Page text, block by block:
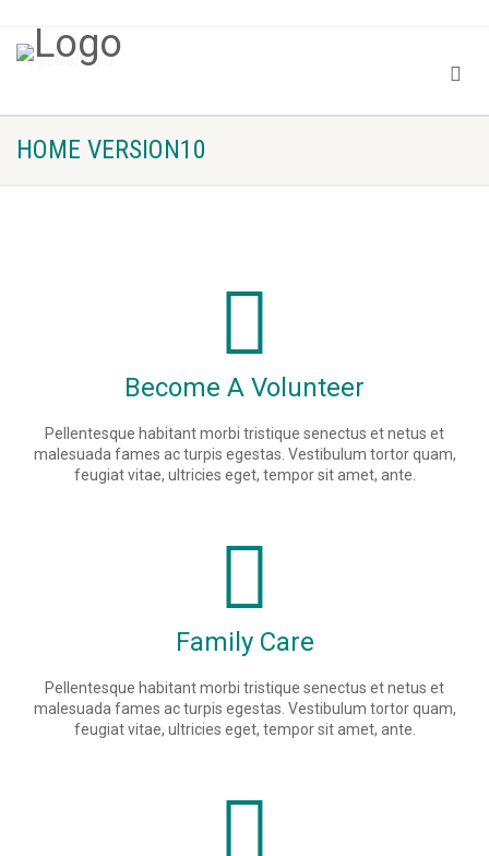
Registrering
HOME VERSION10
Become A Volunteer
Pellentesque habitant morbi tristique senectus et netus et
malesuada fames ac turpis egestas. Vestibulum tortor quam,
feugiat vitae, ultricies eget, tempor sit amet, ante.
Family Care
Pellentesque habitant morbi tristique senectus et netus et
malesuada fames ac turpis egestas. Vestibulum tortor quam,
feugiat vitae, ultricies eget, tempor sit amet, ante.